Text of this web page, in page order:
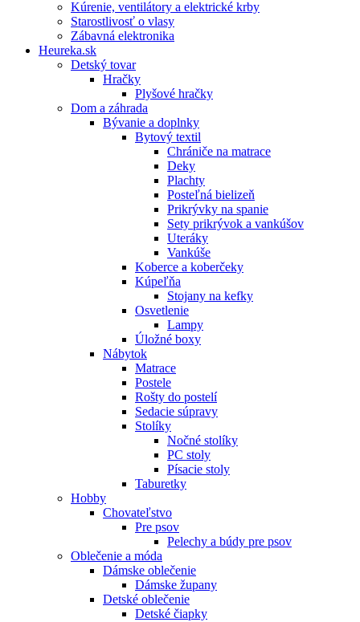
Kúrenie, ventilátory a elektrické krby
Starostlivosť o vlasy
Zábavná elektronika
Heureka.sk
Detský tovar
Hračky
Plyšové hračky
Dom a záhrada
Bývanie a doplnky
Bytový textil
Chrániče na matrace
Deky
Plachty
Posteľná bielizeň
Prikrývky na spanie
Sety prikrývok a vankúšov
Uteráky
Vankúše
Koberce a koberčeky
Kúpeľňa
Stojany na kefky
Osvetlenie
Lampy
Úložné boxy
Nábytok
Matrace
Postele
Rošty do postelí
Sedacie súpravy
Stolíky
Nočné stolíky
PC stoly
Písacie stoly
Taburetky
Hobby
Chovateľstvo
Pre psov
Pelechy a búdy pre psov
Oblečenie a móda
Dámske oblečenie
Dámske župany
Detské oblečenie
Detské čiapky